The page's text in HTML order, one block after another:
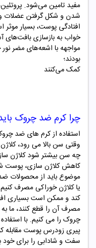
مفید تامین می‌شود.
شدن و شکل گرفتن عضلات
افتادگی پوست، بسیار
خواب به بازسازی
مواجهه با اشعه‌های مضر
بودند؛
کمک می‌کنند
چرا کرم ضد چروک
وقتی سن بالا می رود،
چه سن بیشتر شود کلاژن
کاهش کلاژن سازی، پوست
موضوع باید از محصولات
یا کلاژن خوراکی مصرف
کند و ممکن است بسیاری
مصرف آن را قطع کنند، ما
چروک را می کنیم. با
پیری زودرس پوست مقابله
سفت و شادابی را برای خود